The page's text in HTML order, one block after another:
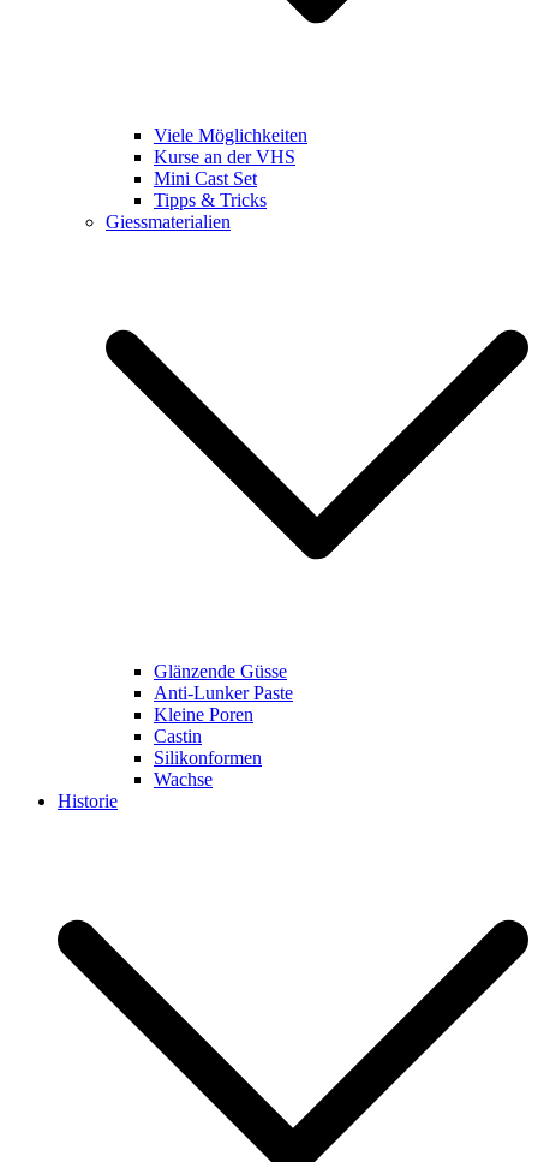
Viele Möglichkeiten
Kurse an der VHS
Mini Cast Set
Tipps & Tricks
Giessmaterialien
Glänzende Güsse
Anti-Lunker Paste
Kleine Poren
Castin
Silikonformen
Wachse
Historie